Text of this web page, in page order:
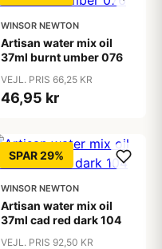
WINSOR NEWTON
Artisan water mix oil
37ml burnt umber 076
VEJL. PRIS 66,25 KR
46,95 kr
SPAR 29%
WINSOR NEWTON
Artisan water mix oil
37ml cad red dark 104
VEJL. PRIS 92,50 KR